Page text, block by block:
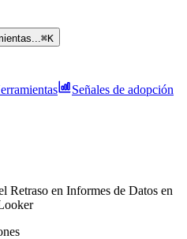
⌘K
Señales de adopción
Retraso en Informes de Datos en